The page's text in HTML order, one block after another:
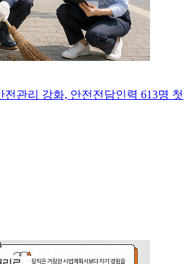
전관리 강화, 안전전담인력 613명 첫